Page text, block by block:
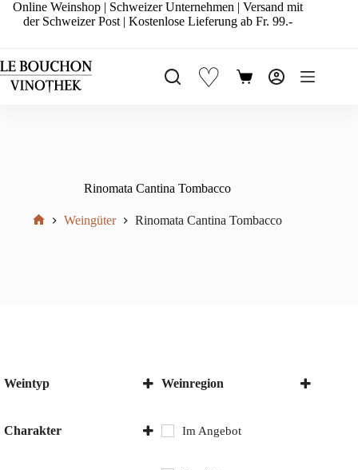
Zum
Inhalt
Online Weinshop | Schweizer Unternehmen | Versand mit
der Schweizer Post | Kostenlose Lieferung ab Fr. 99.-
♡ Warenkorb
Rinomata Cantina Tombacco
Weingüter Rinomata Cantina Tombacco
Weintyp Weinregion
Charakter Im Angebot